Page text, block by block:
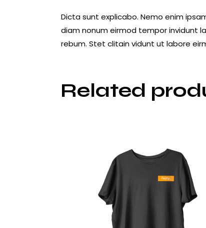
Dicta sunt explicabo. Nemo enim
diam nonum eirmod tempor invidunt
rebum. Stet clitain vidunt ut labore
Related